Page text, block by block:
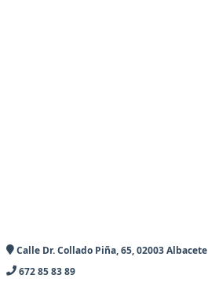
Calle Dr. Collado Piña, 65, 02003 Albacete
672 85 83 89